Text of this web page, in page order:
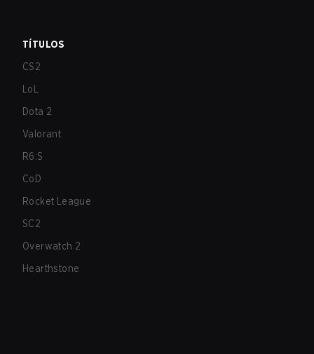
TÍTULOS
CS2
LoL
Dota 2
Valorant
R6:S
CoD
Rocket League
SC2
Overwatch 2
Hearthstone